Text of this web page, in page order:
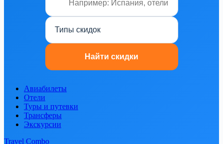
Авиабилеты
Отели
Туры и путевки
Трансферы
Экскурсии
Travel Combo